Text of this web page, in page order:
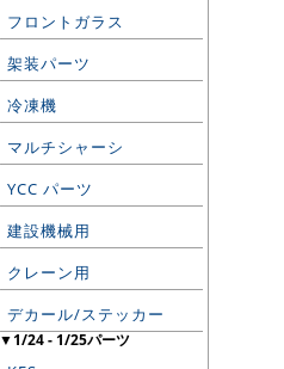
フロントガラス
架装パーツ
冷凍機
マルチシャーシ
YCC パーツ
建設機械用
クレーン用
デカール/ステッカー
▼1/24 - 1/25パーツ